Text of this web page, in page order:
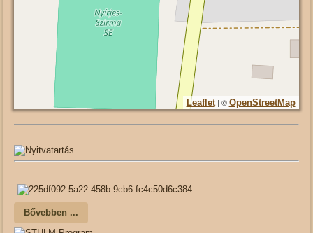
Leaflet| © OpenStreetMap
Bővebben ...